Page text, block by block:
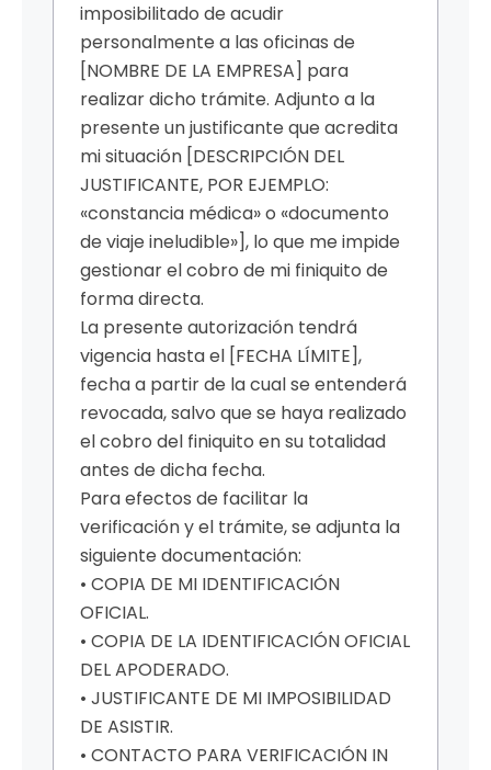
imposibilitado de acudir
personalmente a las oficinas de
[NOMBRE DE LA EMPRESA] para
realizar dicho trámite. Adjunto a la
presente un justificante que acredita
mi situación [DESCRIPCIÓN DEL
JUSTIFICANTE, POR EJEMPLO:
«constancia médica» o «documento
de viaje ineludible»], lo que me impide
gestionar el cobro de mi finiquito de
forma directa.
La presente autorización tendrá
vigencia hasta el [FECHA LÍMITE],
fecha a partir de la cual se entenderá
revocada, salvo que se haya realizado
el cobro del finiquito en su totalidad
antes de dicha fecha.
Para efectos de facilitar la
verificación y el trámite, se adjunta la
siguiente documentación:
• COPIA DE MI IDENTIFICACIÓN
OFICIAL.
• COPIA DE LA IDENTIFICACIÓN OFICIAL
DEL APODERADO.
• JUSTIFICANTE DE MI IMPOSIBILIDAD
DE ASISTIR.
• CONTACTO PARA VERIFICACIÓN IN